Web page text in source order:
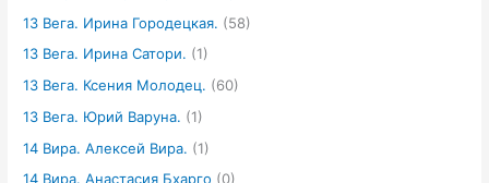
13 Вега. Ирина Городецкая. (58)
13 Вега. Ирина Сатори. (1)
13 Вега. Ксения Молодец. (60)
13 Вега. Юрий Варуна. (1)
14 Вира. Алексей Вира. (1)
14 Вира. Анастасия Бхарго (0)